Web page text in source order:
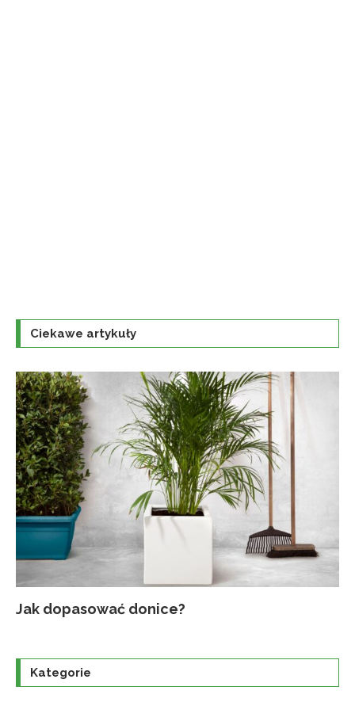
Ciekawe artykuły
Jak dopasować donice?
Kategorie